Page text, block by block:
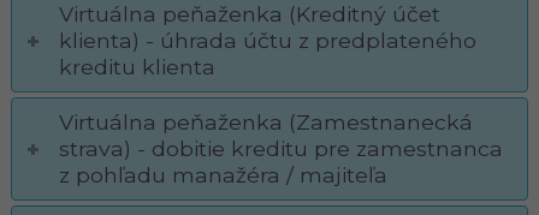
Virtuálna peňaženka (Kreditný účet
klienta) - úhrada účtu z predplateného
kreditu klienta
Virtuálna peňaženka (Zamestnanecká
strava) - dobitie kreditu pre zamestnanca
z pohľadu manažéra / majiteľa